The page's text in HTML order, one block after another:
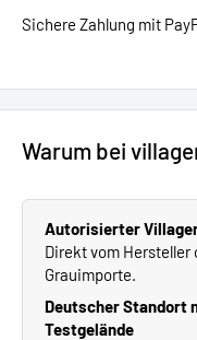
Sichere Zahlung mit
Warum bei
Autorisierter
Direkt vom
Grauimporte.
Deutscher Standort
Testgelände